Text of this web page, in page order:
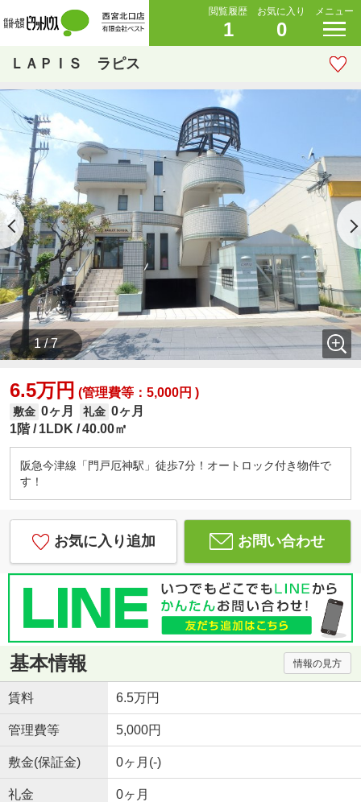
閲覧履歴
1
お気に入り
0
メニュー
ＬＡＰＩＳ ラピス
1 / 7
6.5万円 (管理費等：5,000円 )
敷金 0ヶ月 礼金 0ヶ月
1階
1LDK 40.00㎡
阪急今津線「門戸厄神駅」徒歩7分！オートロック付き物件で
す！
お気に入り追加 お問い合わせ
基本情報 情報の見方
賃料 6.5万円
管理費等 5,000円
敷金(保証金) 0ヶ月(-)
礼金 0ヶ月